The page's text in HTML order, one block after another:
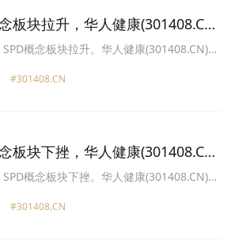
板块拉升，华人健康(301408.CN)
概念板块拉升。华人健康(301408.CN)涨
报6.39元，建发致新(301584.CN)涨5.33%
涨3.87%报11.27元，红日药业
#301408.CN
板块下挫，华人健康(301408.CN)
概念板块下挫。华人健康(301408.CN)跌
26.91元，浙江震元(000705.CN)跌1.98%
跌1.63%报10.89元，开开实业
#301408.CN